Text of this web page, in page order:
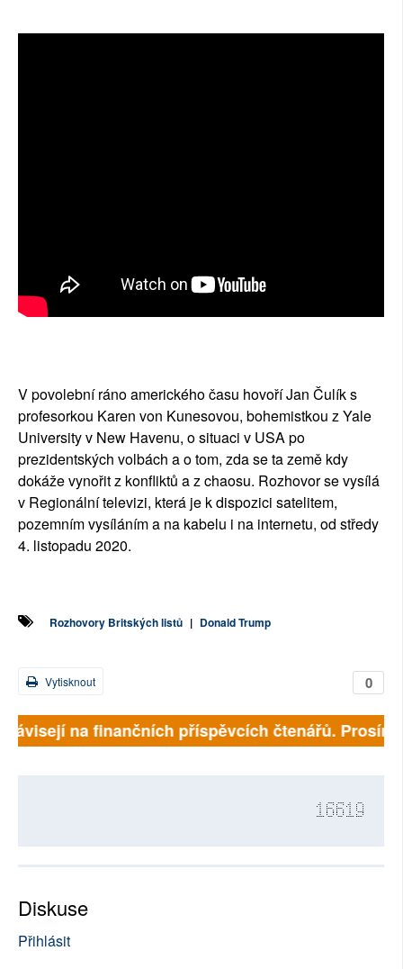
V povolební ráno amerického času hovoří Jan Čulík s
profesorkou Karen von Kunesovou, bohemistkou z Yale
University v New Havenu, o situaci v USA po
prezidentských volbách a o tom, zda se ta země kdy
dokáže vynořit z konfliktů a z chaosu. Rozhovor se vysílá
v Regionální televizi, která je k dispozici satelitem,
pozemním vysíláním a na kabelu i na internetu, od středy
4. listopadu 2020.
Rozhovory Britských listů | Donald Trump
0
Vytisknout
na finančních příspěvcích čtenářů.
16619
Diskuse
Přihlásit